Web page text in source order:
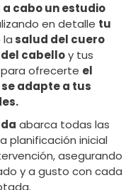
cabo un estudio
en detalle tu
la salud del cuero
cabelloy tus
ofrecerte el
adapte a tus
abarca todas las
planificación inicial
asegurando
y a gusto con cada